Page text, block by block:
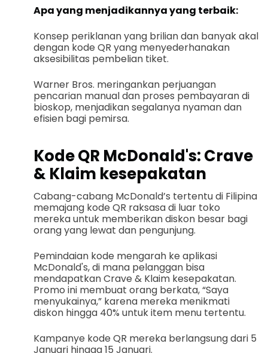
Apa yang menjadikannya yang terbaik:
Konsep periklanan yang brilian dan banyak akal
dengan kode QR yang menyederhanakan
aksesibilitas pembelian tiket.
Warner Bros. meringankan perjuangan
pencarian manual dan proses pembayaran di
bioskop, menjadikan segalanya nyaman dan
efisien bagi pemirsa.
Kode QR McDonald's: Crave
& Klaim kesepakatan
Cabang-cabang McDonald’s tertentu di Filipina
memajang kode QR raksasa di luar toko
mereka untuk memberikan diskon besar bagi
orang yang lewat dan pengunjung.
Pemindaian kode mengarah ke aplikasi
McDonald's, di mana pelanggan bisa
mendapatkan Crave & Klaim kesepakatan.
Promo ini membuat orang berkata, “Saya
menyukainya,” karena mereka menikmati
diskon hingga 40% untuk item menu tertentu.
Kampanye kode QR mereka berlangsung dari 5
Januari hingga 15 Januari.